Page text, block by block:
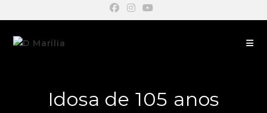
Idosa de 105 anos